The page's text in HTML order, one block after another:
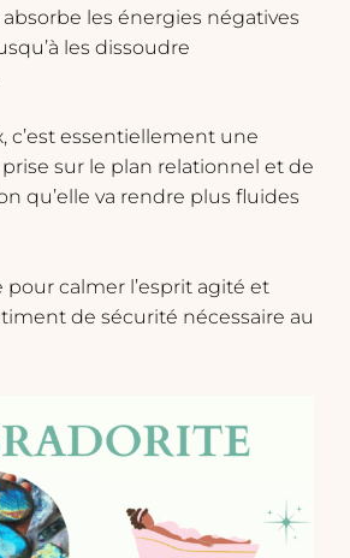
les énergies négatives
les dissoudre
c’est essentiellement une
sur le plan relationnel et de
qu’elle va rendre plus fluides
pour calmer l’esprit agité et
de sécurité nécessaire au